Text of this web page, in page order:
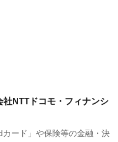
NTTドコモ・フィナンシ
ード」や保険等の金融・決